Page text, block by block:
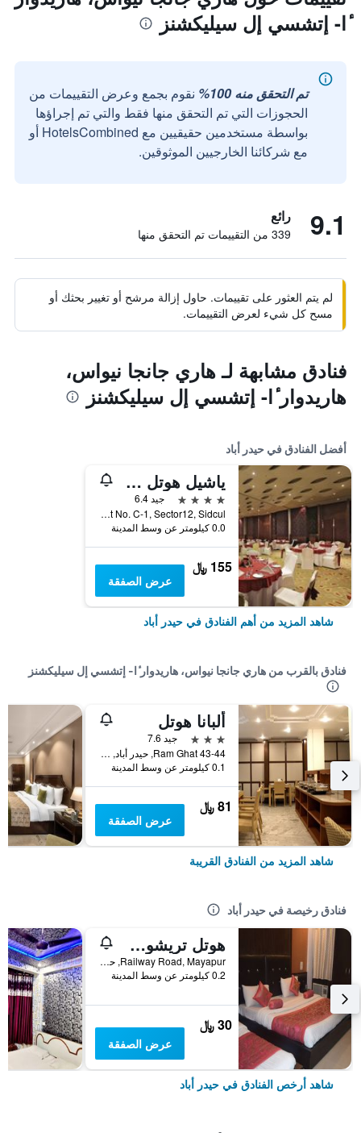
ٔا- إتشسي إل سيليكشنز
تم التحقق منه 100%
نقوم بجمع وعرض التقييمات من
الحجوزات التي تم التحقق منها فقط والتي تم إجراؤها
بواسطة مستخدمين حقيقيين مع HotelsCombined أو
مع شركائنا الخارجيين الموثوقين.
9.1 رائع
339 من التقييمات تم التحقق منها
لم يتم العثور على تقييمات. حاول إزالة مرشح أو تغيير بحثك أو
مسح كل شيء لعرض التقييمات.
فنادق مشابهة لـ هاري جانجا نيواس،
هاريدوار ٔا- إتشسي إل سيليكشنز
أفضل الفنادق في حيدر أباد
ياشيل هوتل هاريدوار
4 نجوم
جيد 6.4
Plot No. C-1, Sector12, Sidcul, حيدر أباد, الهند
0.0 كيلومتر عن وسط المدينة
155 ﷼
عرض الصفقة
شاهد المزيد من أهم الفنادق في حيدر أباد
فنادق بالقرب من هاري جانجا نيواس، هاريدوار ٔا- إتشسي إل سيليكشنز
ألبانا هوتل
3 نجوم
جيد 7.6
43-44 Ram Ghat, حيدر أباد, الهند
0.1 كيلومتر عن وسط المدينة
81 ﷼
عرض الصفقة
شاهد المزيد من الفنادق القريبة
فنادق رخيصة في حيدر أباد
هوتل تريشول باي تي آند إم هوتلز
Railway Road, Mayapur, حيدر أباد, الهند
0.2 كيلومتر عن وسط المدينة
30 ﷼
عرض الصفقة
شاهد أرخص الفنادق في حيدر أباد